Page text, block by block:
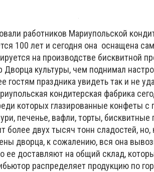
работников Мариупольской
100 лет и сегодня она оснащена
на производстве бисквитной
Дворца культуры, чем поднимал
гостям праздника увидеть так и не
кондитерская фабрика
которых глазированные конфеты
печенье, вафли, торты,
более двух тысяч тонн сладостей, но,
дворца, к сожалению, вся она
доставляют на общий склад,
распределяет продукцию по